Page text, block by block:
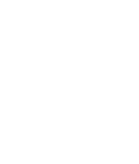
από τον Σύλλογο